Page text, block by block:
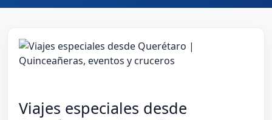
Viajes especiales desde